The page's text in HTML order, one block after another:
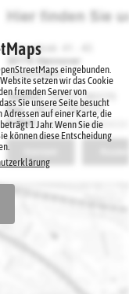
eingebunden.
setzen wir das Cookie
fremden Server von
Sie unsere Seite besucht
Adressen auf einer Karte, die
1 Jahr. Wenn Sie die
können diese Entscheidung